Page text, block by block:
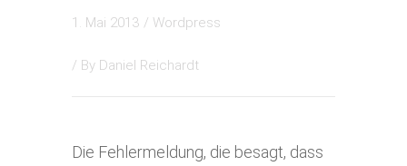
1. Mai 2013 / Wordpress
/ By Daniel Reichardt
Die Fehlermeldung, die besagt, dass